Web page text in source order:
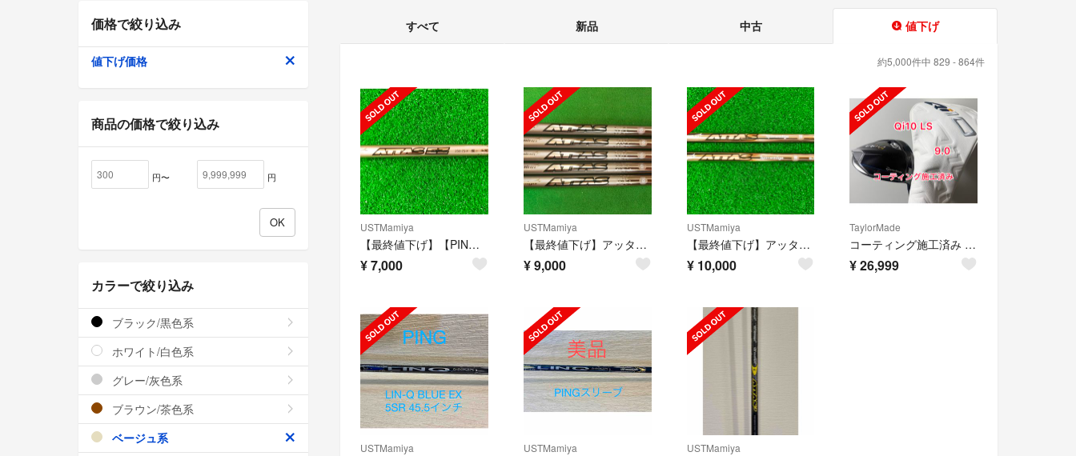
すべて 新品 中古 値下げ
約5,000件中 829 - 864件
USTMamiya
【最終値下げ】【PINGスリーブ】アッタス EZ 350 75X 4HB
¥7,000
USTMamiya
【最終値下げ】アッタス アイアン 10S 5本セット
¥9,000
USTMamiya
【最終値下げ】アッタス アイアン スピンウェッジ 100 2本セット
¥ 10,000
TaylorMade
コーティング施工済み Qi10 LS ドライバー 純正ヘッドカバー付き
¥26,999
USTMamiya USTMamiya USTMamiya
価格で絞り込み
値下げ価格
商品の価格で絞り込み
円〜 円
カラーで絞り込み
ブラック/黒色系
ホワイト/白色系
グレー/灰色系
ブラウン/茶色系
ベージュ系